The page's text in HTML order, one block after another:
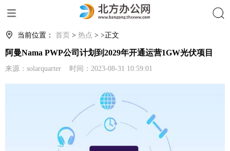
当前位置： 首页 > 热点 > >正文
阿曼Nama PWP公司计划到2029年开通运营1GW光伏项目
来源：solarquarter 时间：2023-08-31 10:59:01